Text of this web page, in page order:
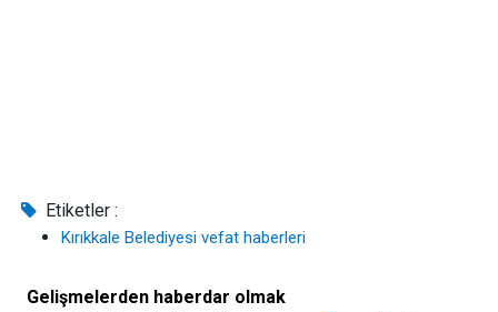
Etiketler :
Kırıkkale Belediyesi vefat haberleri
Gelişmelerden haberdar olmak